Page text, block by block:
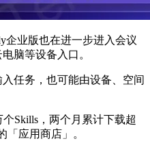
企业版也在进一步进入会议
脑等设备入口。
任务，也可能由设备、空间
Skills，两个月累计下载超
「应用商店」。